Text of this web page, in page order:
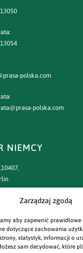
Zarządzaj zgodą
aby zapewnić prawidłowe
dotyczące zachowania
statystyk, informacji o
sam decydować, które
polska.com
polska.com
NIEMCY